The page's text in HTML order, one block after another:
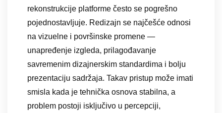
rekonstrukcije platforme često se pogrešno
pojednostavljuje. Redizajn se najčešće odnosi
na vizuelne i površinske promene —
unapređenje izgleda, prilagođavanje
savremenim dizajnerskim standardima i bolju
prezentaciju sadržaja. Takav pristup može imati
smisla kada je tehnička osnova stabilna, a
problem postoji isključivo u percepciji,